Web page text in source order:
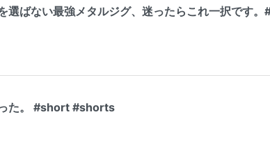
選ばない最強メタルジグ、迷ったらこれ一択です。
た。 #short #shorts